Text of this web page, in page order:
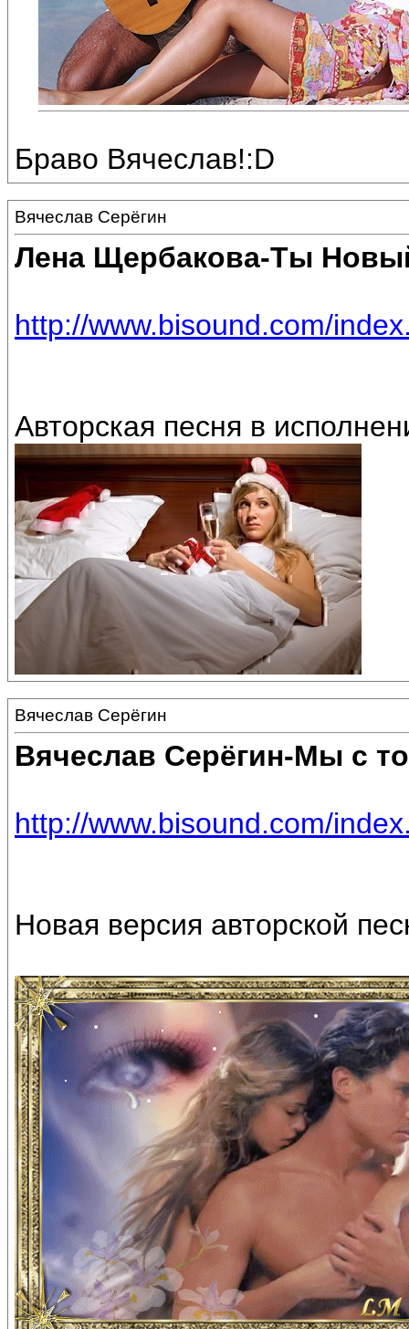
Браво Вячеслав!:D
Вячеслав Серёгин
Лена Щербакова-Ты
http://www.bisound.com/
Авторская песня в
Вячеслав Серёгин
Вячеслав Серёгин-Мы с
http://www.bisound.com/
Новая версия авторской